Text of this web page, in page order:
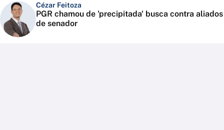
Cézar Feitoza
PGR chamou de 'precipitada' busca contra aliados
de senador